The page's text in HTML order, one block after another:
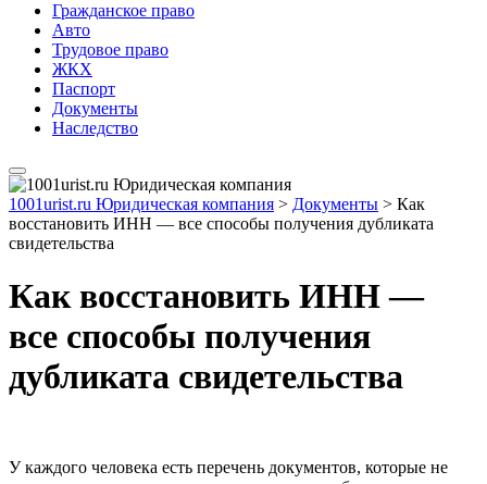
Гражданское право
Авто
Трудовое право
ЖКХ
Паспорт
Документы
Наследство
1001urist.ru Юридическая компания > Документы > Как
восстановить ИНН — все способы получения дубликата
свидетельства
Как восстановить ИНН —
все способы получения
дубликата свидетельства
У каждого человека есть перечень документов, которые не